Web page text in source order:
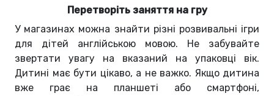
Перетворіть заняття на гру
У магазинах можна знайти різні розвивальні ігри
для дітей англійською мовою. Не забувайте
звертати увагу на вказаний на упаковці вік.
Дитині має бути цікаво, а не важко. Якщо дитина
вже грає на планшеті або смартфоні,